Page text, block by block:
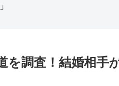
を調査！結婚相手